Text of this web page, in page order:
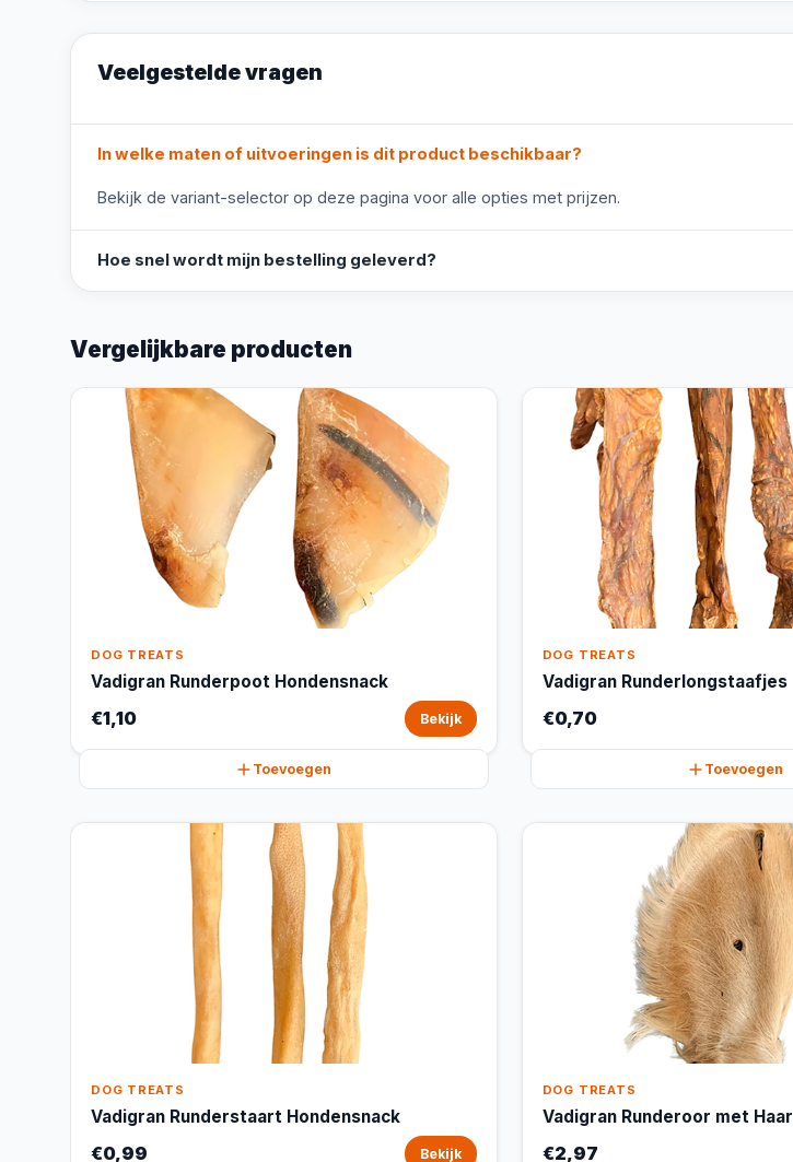
Veelgestelde vragen
In welke maten of uitvoeringen is dit product beschikbaar?
Bekijk de variant-selector op deze pagina voor alle opties met prijzen.
Hoe snel wordt mijn bestelling geleverd?
Vergelijkbare producten
DOG TREATS
Vadigran Runderpoot Hondensnack
€1,10 Bekijk
Toevoegen
DOG TREATS
Vadigran Runderlongstaafjes
€0,70
Toevoegen
DOG TREATS
Vadigran Runderstaart Hondensnack
€0,99 Bekijk
DOG TREATS
Vadigran Runderoor met Haar
€2,97